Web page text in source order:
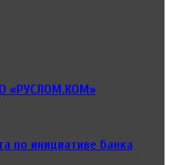
«РУСЛОМ.КОМ»
по инициативе банка